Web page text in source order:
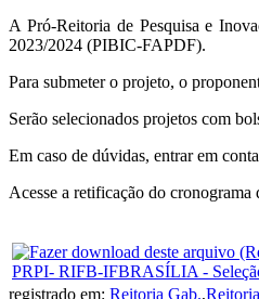
A Pró-Reitoria de Pesquisa e
2023/2024 (PIBIC-FAPDF).
Para submeter o projeto, o
Serão selecionados projetos com
Em caso de dúvidas, entrar em
Acesse a retificação do cronograma
PRPI- RIFB-IFBRASÍLIA -
registrado em: Reitoria Gab.,Reitoria